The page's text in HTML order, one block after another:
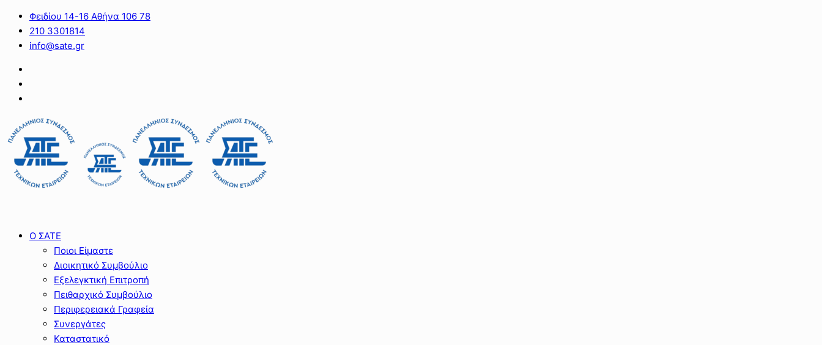
Φειδίου 14-16 Αθήνα 106 78
210 3301814
info@sate.gr
Ο ΣΑΤΕ
Ποιοι Είμαστε
Διοικητικό Συμβούλιο
Εξελεγκτική Επιτροπή
Πειθαρχικό Συμβούλιο
Περιφερειακά Γραφεία
Συνεργάτες
Καταστατικό